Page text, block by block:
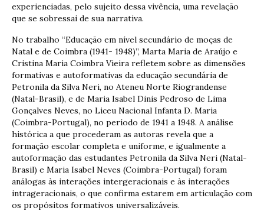
experienciadas, pelo sujeito dessa vivência, uma revelação
que se sobressai de sua narrativa.
No trabalho “Educação em nível secundário de moças de
Natal e de Coimbra (1941- 1948)”, Marta Maria de Araújo e
Cristina Maria Coimbra Vieira refletem sobre as dimensões
formativas e autoformativas da educação secundária de
Petronila da Silva Neri, no Ateneu Norte Riograndense
(Natal-Brasil), e de Maria Isabel Dinis Pedroso de Lima
Gonçalves Neves, no Liceu Nacional Infanta D. Maria
(Coimbra-Portugal), no período de 1941 a 1948. A análise
histórica a que procederam as autoras revela que a
formação escolar completa e uniforme, e igualmente a
autoformação das estudantes Petronila da Silva Neri (Natal-
Brasil) e Maria Isabel Neves (Coimbra-Portugal) foram
análogas às interações intergeracionais e às interações
intrageracionais, o que confirma estarem em articulação com
os propósitos formativos universalizáveis.